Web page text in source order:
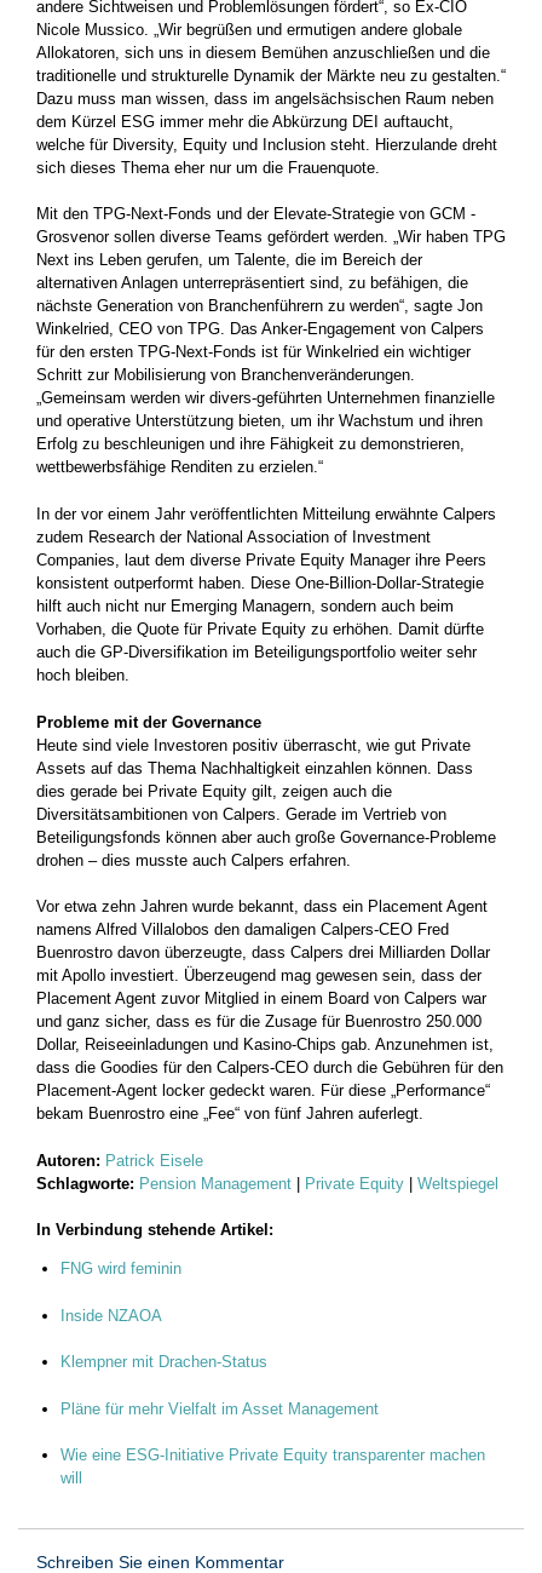
andere Sichtweisen und Problemlösungen fördert“, so Ex-CIO
Nicole Mussico. „Wir begrüßen und ermutigen andere globale
Allokatoren, sich uns in diesem Bemühen anzuschließen und die
traditionelle und strukturelle Dynamik der Märkte neu zu gestalten.“
Dazu muss man wissen, dass im angelsächsischen Raum neben
dem Kürzel ESG immer mehr die Abkürzung DEI auftaucht,
welche für Diversity, Equity und Inclusion steht. Hierzulande dreht
sich dieses Thema eher nur um die Frauenquote.
Mit den TPG-Next-Fonds und der Elevate-Strategie von GCM ­
Grosvenor sollen diverse Teams gefördert werden. „Wir haben TPG
Next ins Leben gerufen, um Talente, die im Bereich der
alternativen Anlagen unterrepräsentiert sind, zu befähigen, die
nächste Generation von Branchenführern zu werden“, sagte Jon
Winkelried, CEO von TPG. Das Anker-Engagement von Calpers
für den ersten TPG-Next-Fonds ist für Winkelried ein wichtiger
Schritt zur Mobilisierung von Branchenveränderungen.
„Gemeinsam werden wir divers-geführten Unternehmen finanzielle
und operative Unterstützung bieten, um ihr Wachstum und ihren
Erfolg zu beschleunigen und ihre Fähigkeit zu demonstrieren,
wettbewerbsfähige Renditen zu erzielen.“
In der vor einem Jahr veröffentlichten Mitteilung erwähnte Calpers
zudem Research der National Asso­ciation of Investment
Companies, laut dem diverse Private Equity Manager ihre Peers
konsistent outperformt haben. Diese One-Billion-Dollar-Strategie
hilft auch nicht nur Emerging Managern, sondern auch beim
Vorhaben, die Quote für Private Equity zu erhöhen. Damit dürfte
auch die GP-Diversifikation im Beteiligungsportfolio weiter sehr
hoch bleiben.
Probleme mit der Governance
Heute sind viele Investoren positiv überrascht, wie gut Private
Assets auf das Thema Nachhaltigkeit einzahlen können. Dass
dies gerade bei Private Equity gilt, zeigen auch die
Diversitätsambitionen von Calpers. Gerade im Vertrieb von
Beteiligungsfonds können aber auch große Governance-Probleme
drohen – dies musste auch Calpers erfahren.
Vor etwa zehn Jahren wurde bekannt, dass ein Placement Agent
namens Alfred Villalobos den damaligen Calpers-CEO Fred
Buenrostro davon überzeugte, dass Calpers drei ­Milliarden Dollar
mit Apollo investiert. Überzeugend mag gewesen sein, dass der
Placement Agent zuvor Mitglied in einem Board von Calpers war
und ganz sicher, dass es für die Zusage für Buenrostro 250.000
Dollar, Reiseeinladungen und Kasino-Chips gab. Anzunehmen ist,
dass die Goodies für den Calpers-CEO durch die Gebühren für den
Placement-Agent locker gedeckt waren. Für diese „Performance“
bekam Buenrostro eine „Fee“ von fünf Jahren auferlegt.
Autoren: Patrick Eisele
Schlagworte: Pension Management Private Equity Weltspiegel
In Verbindung stehende Artikel:
FNG wird feminin
Inside NZAOA
Klempner mit Drachen-Status
Pläne für mehr Vielfalt im Asset Management
Wie eine ESG-Initiative Private Equity transparenter machen
will
Schreiben Sie einen Kommentar